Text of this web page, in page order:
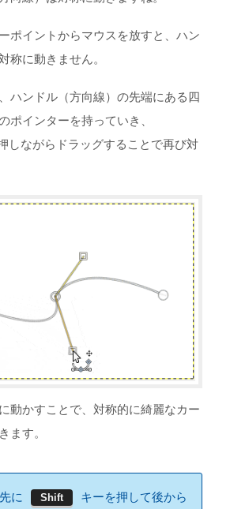
ポイントからマウスを放すと、ハン
称に動きません。
ハンドル（方向線）の先端にある四
ポインターを持っていき、
しながらドラッグすることで再び対
動かすことで、対称的に綺麗なカー
ます。
先に Shift
キーを押して後から